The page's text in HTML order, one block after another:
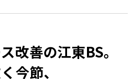
改善の江東BS。
今節、